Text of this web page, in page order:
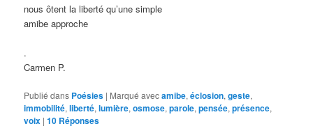
nous ôtent la liberté qu’une simple
amibe approche
.
Carmen P.
Publié dans Poésies | Marqué avecamibe,éclosion,geste,
immobilité,liberté,lumière,osmose,parole,pensée,présence,
voix |10 Réponses